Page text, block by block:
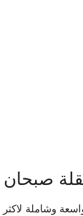
صبحان
وشاملة